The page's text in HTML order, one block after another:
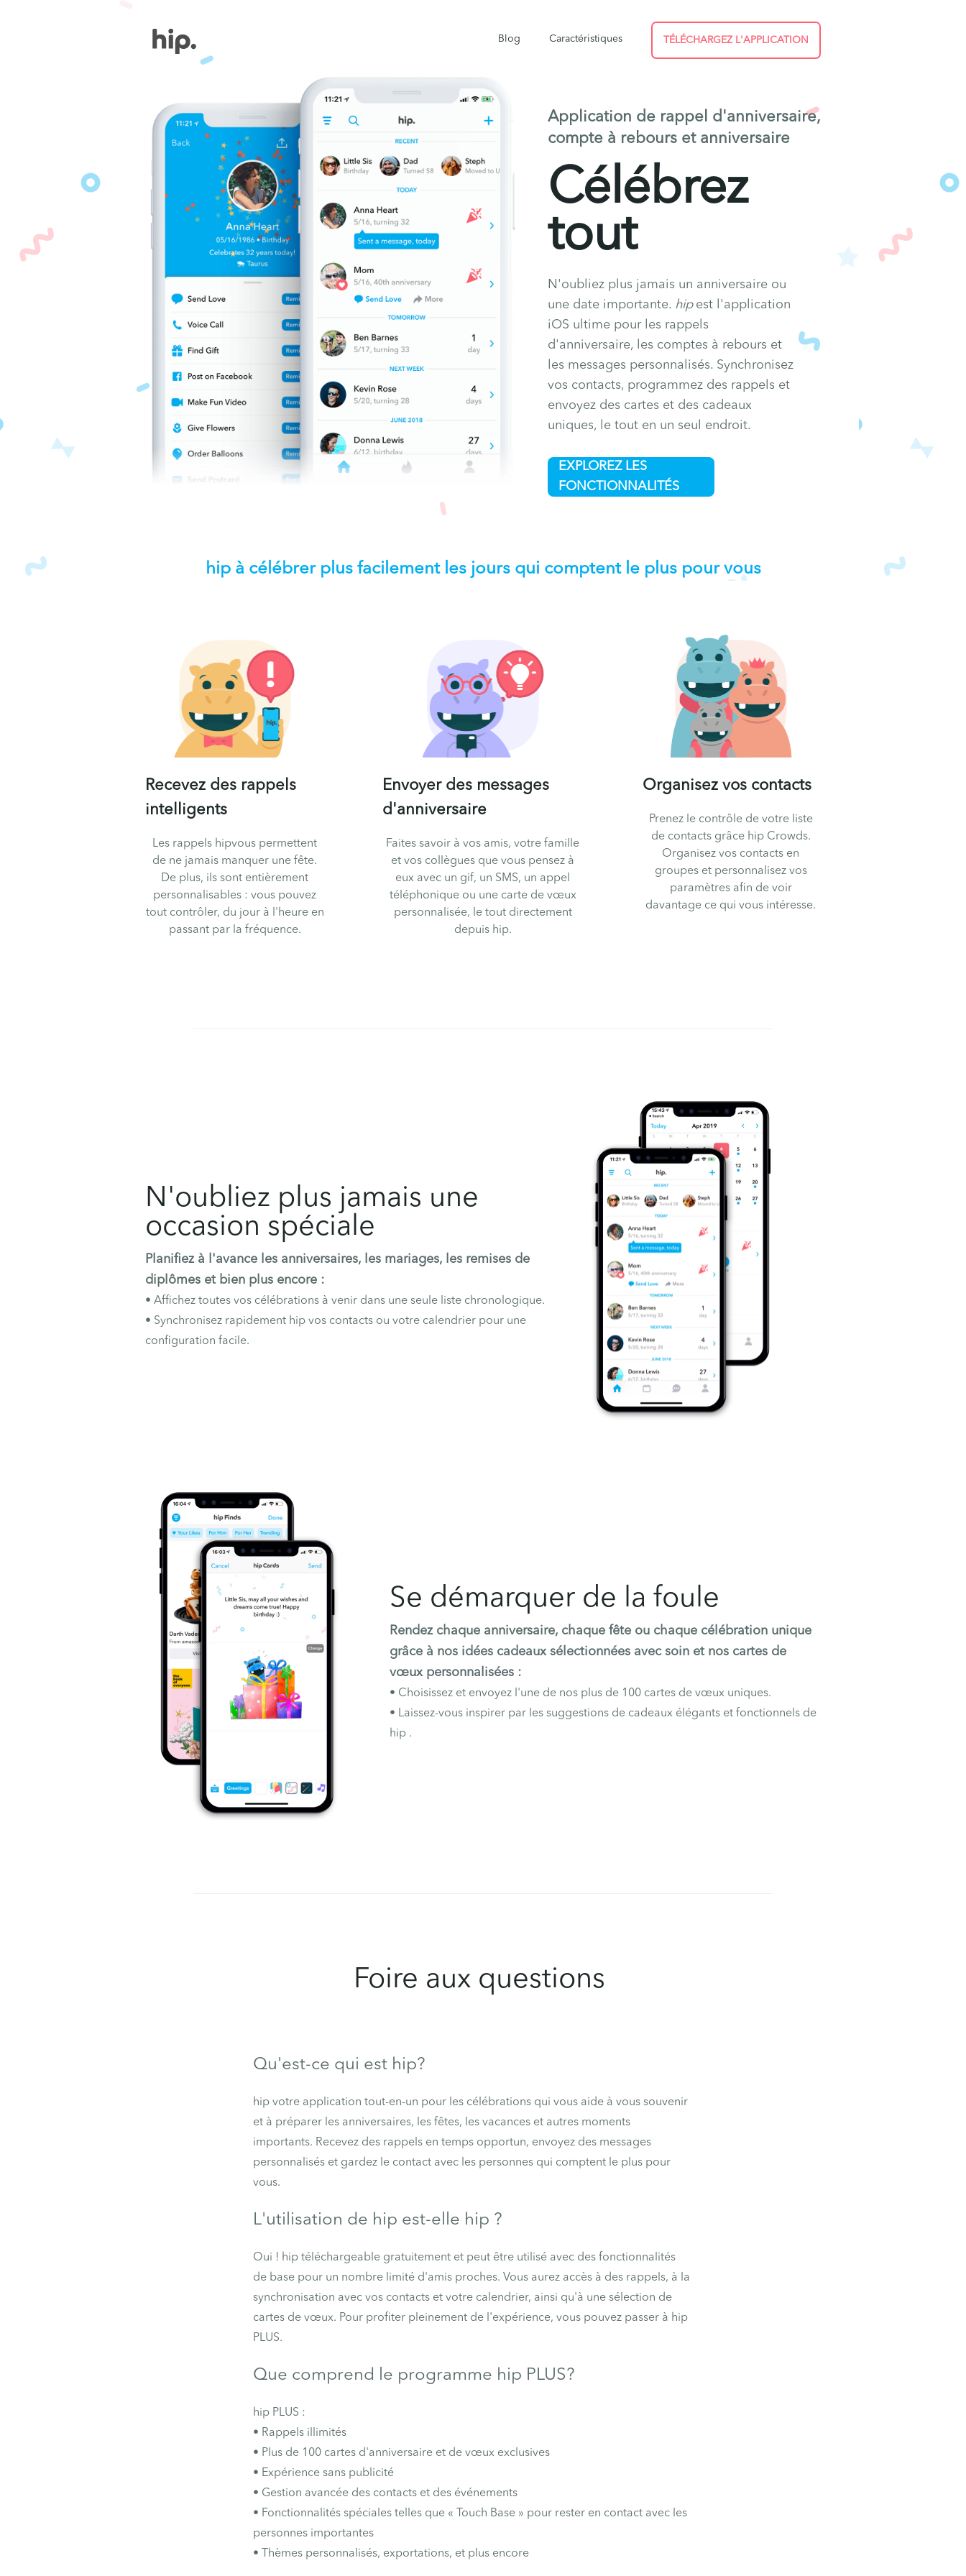
Blog Caractéristiques TÉLÉCHARGEZ L'APPLICATION
Application de rappel d'anniversaire,
compte à rebours et anniversaire
Célébrez
tout
N'oubliez plus jamais un anniversaire ou
une date importante. hip est l'application
iOS ultime pour les rappels
d'anniversaire, les comptes à rebours et
les messages personnalisés. Synchronisez
vos contacts, programmez des rappels et
envoyez des cartes et des cadeaux
uniques, le tout en un seul endroit.
EXPLOREZ LES
FONCTIONNALITÉS
hip à célébrer plus facilement les jours qui comptent le plus pour vous
Recevez des rappels
intelligents
Les rappels hipvous permettent
de ne jamais manquer une fête.
De plus, ils sont entièrement
personnalisables : vous pouvez
tout contrôler, du jour à l'heure en
passant par la fréquence.
Envoyer des messages
d'anniversaire
Faites savoir à vos amis, votre famille
et vos collègues que vous pensez à
eux avec un gif, un SMS, un appel
téléphonique ou une carte de vœux
personnalisée, le tout directement
depuis hip.
Organisez vos contacts
Prenez le contrôle de votre liste
de contacts grâce hip Crowds.
Organisez vos contacts en
groupes et personnalisez vos
paramètres afin de voir
davantage ce qui vous intéresse.
N'oubliez plus jamais une
occasion spéciale
Planifiez à l'avance les anniversaires, les mariages, les remises de
diplômes et bien plus encore :
• Affichez toutes vos célébrations à venir dans une seule liste chronologique.
• Synchronisez rapidement hip vos contacts ou votre calendrier pour une
configuration facile.
Se démarquer de la foule
Rendez chaque anniversaire, chaque fête ou chaque célébration unique
grâce à nos idées cadeaux sélectionnées avec soin et nos cartes de
vœux personnalisées :
• Choisissez et envoyez l'une de nos plus de 100 cartes de vœux uniques.
• Laissez-vous inspirer par les suggestions de cadeaux élégants et fonctionnels de
hip .
Foire aux questions
Qu'est-ce qui est hip?
hip votre application tout-en-un pour les célébrations qui vous aide à vous souvenir
et à préparer les anniversaires, les fêtes, les vacances et autres moments
importants. Recevez des rappels en temps opportun, envoyez des messages
personnalisés et gardez le contact avec les personnes qui comptent le plus pour
vous.
L'utilisation de hip est-elle hip ?
Oui ! hip téléchargeable gratuitement et peut être utilisé avec des fonctionnalités
de base pour un nombre limité d'amis proches. Vous aurez accès à des rappels, à la
synchronisation avec vos contacts et votre calendrier, ainsi qu'à une sélection de
cartes de vœux. Pour profiter pleinement de l'expérience, vous pouvez passer à hip
PLUS.
Que comprend le programme hip PLUS?
hip PLUS :
• Rappels illimités
• Plus de 100 cartes d'anniversaire et de vœux exclusives
• Expérience sans publicité
• Gestion avancée des contacts et des événements
• Fonctionnalités spéciales telles que « Touch Base » pour rester en contact avec les
personnes importantes
• Thèmes personnalisés, exportations, et plus encore